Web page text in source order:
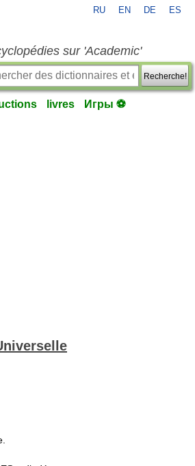
RU EN DE ES
sur 'Academic'
Recherche!
livres Игры ⚽